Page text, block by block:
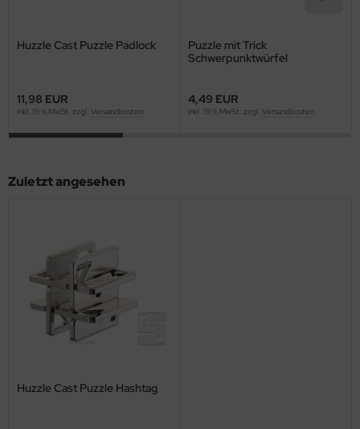
Huzzle Cast Puzzle Padlock
11,98 EUR
inkl. 19 % MwSt. zzgl. Versandkosten
Puzzle mit Trick
Schwerpunktwürfel
4,49 EUR
inkl. 19 % MwSt. zzgl. Versandkosten
Zuletzt angesehen
Huzzle Cast Puzzle Hashtag